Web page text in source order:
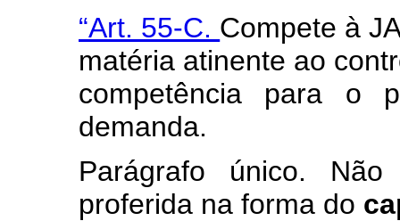
“Art. 55-C. Compete à
matéria atinente ao
competência para o
demanda.
Parágrafo único.
proferida na forma do